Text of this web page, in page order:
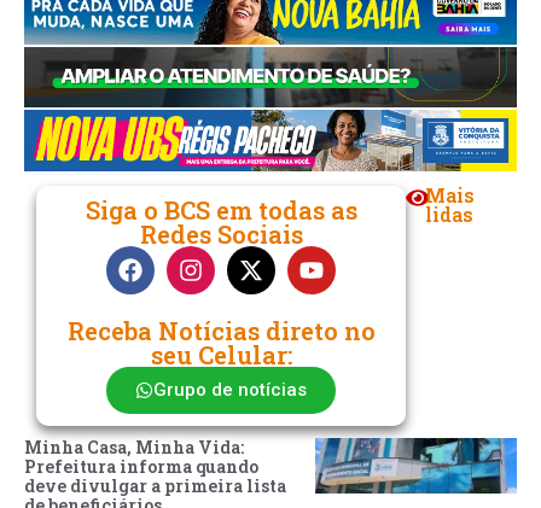
Siga o BCS em todas as
Redes Sociais
Receba Notícias direto no
seu Celular:
Grupo de notícias
Mais
lidas
Minha Casa, Minha Vida:
Prefeitura informa quando
deve divulgar a primeira lista